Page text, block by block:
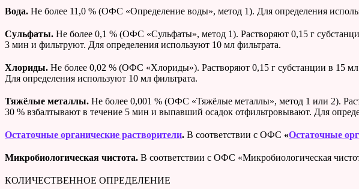
Вода. Не более 11,0 % (ОФС «Определение воды», метод 1). Для определения
Сульфаты. Не более 0,1 % (ОФС «Сульфаты», метод 1). Растворяют 0,15 г
3 мин и фильтруют. Для определения используют 10 мл фильтрата.
Хлориды. Не более 0,02 % (ОФС «Хлориды»). Растворяют 0,15 г субстанции в 15
Для определения используют 10 мл фильтрата.
Тяжёлые металлы. Не более 0,001 % (ОФС «Тяжёлые металлы», метод 1 или 2).
30 % взбалтывают в течение 5 мин и выпавший осадок отфильтровывают. Для
Остаточные органические растворители. В соответствии с ОФС «Остаточные
Микробиологическая чистота. В соответствии с ОФС «Микробиологическая
КОЛИЧЕСТВЕННОЕ ОПРЕДЕЛЕНИЕ